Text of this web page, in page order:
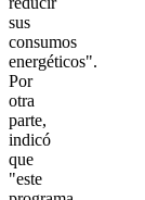
sus
consumos
energéticos".
Por
otra
parte,
indicó
que
"este